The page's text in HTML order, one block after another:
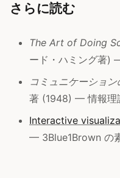
さらに読む
The Art of Doing
ード・ハミング著)
コミュニケーショ
著 (1948) — 情報理
Interactive
— 3Blue1Brown の